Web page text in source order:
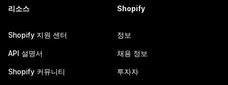
리소스
Shopify 지원 센터
API 설명서
Shopify 커뮤니티
Shopify
정보
채용 정보
투자자